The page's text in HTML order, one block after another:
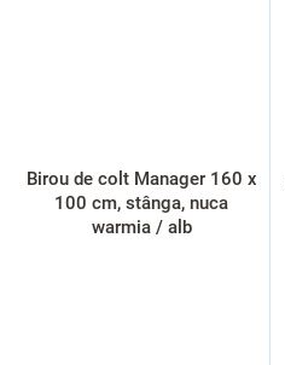
Birou de colt Manager 160 x
100 cm, stânga, nuca
warmia / alb